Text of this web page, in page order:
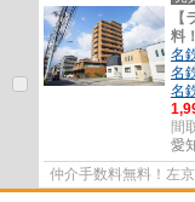
料
名
名
名
間
愛
仲介手数料無料！左